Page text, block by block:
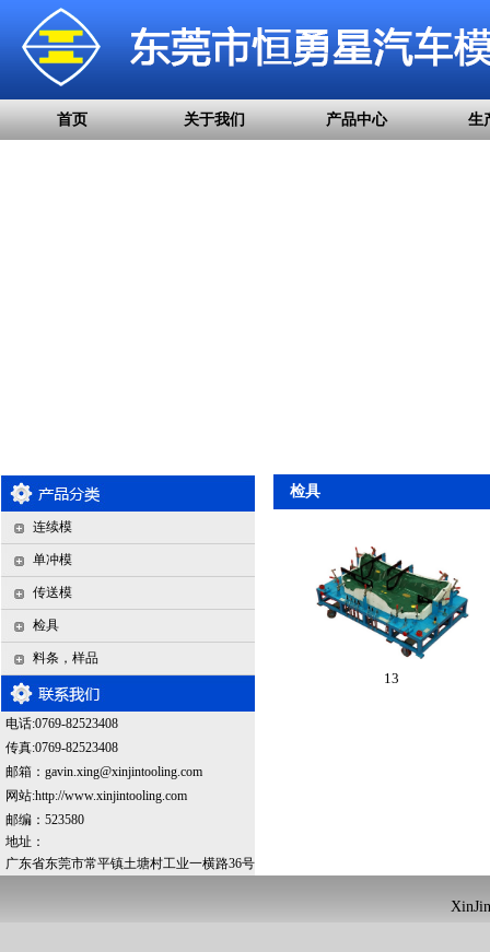
首页 关于我们 产品中心 生
连续模
单冲模
传送模
检具
料条，样品
电话:0769-82523408
传真:0769-82523408
邮箱： gavin.xing@xinjintooling.com
网站:http://www.xinjintooling.com
邮编：523580
地址：
广东省东莞市常平镇土塘村工业一横路36号
检具
13